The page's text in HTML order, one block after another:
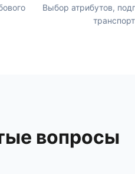
Выбор атрибутов,
вопросы